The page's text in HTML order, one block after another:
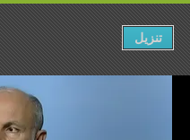
تنزيل